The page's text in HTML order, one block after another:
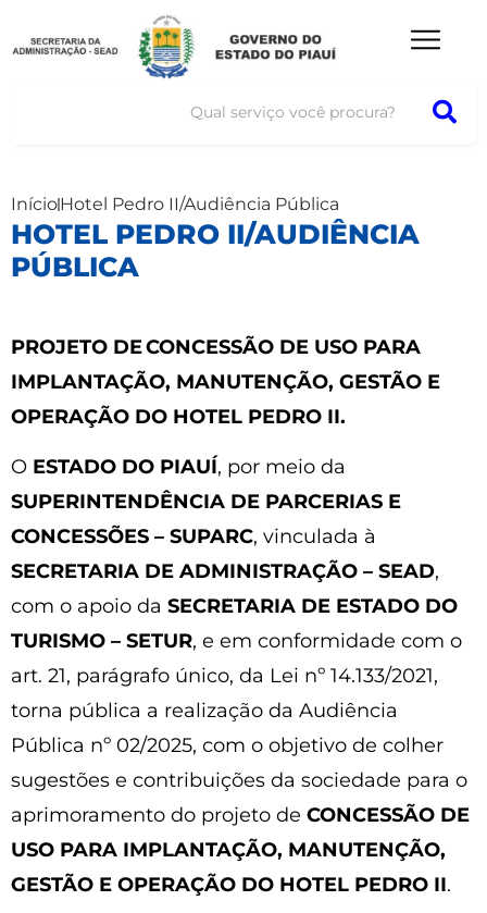
InícioHotel Pedro II/Audiência Pública
HOTEL PEDRO II/AUDIÊNCIA
PÚBLICA
PROJETO DE CONCESSÃO DE USO PARA
IMPLANTAÇÃO, MANUTENÇÃO, GESTÃO E
OPERAÇÃO DO HOTEL PEDRO II.
O ESTADO DO PIAUÍ, por meio da
SUPERINTENDÊNCIA DE PARCERIAS E
CONCESSÕES – SUPARC, vinculada à
SECRETARIA DE ADMINISTRAÇÃO – SEAD,
com o apoio da SECRETARIA DE ESTADO DO
TURISMO – SETUR, e em conformidade com o
art. 21, parágrafo único, da Lei nº 14.133/2021,
torna pública a realização da Audiência
Pública nº 02/2025, com o objetivo de colher
sugestões e contribuições da sociedade para o
aprimoramento do projeto de CONCESSÃO DE
USO PARA IMPLANTAÇÃO, MANUTENÇÃO,
GESTÃO E OPERAÇÃO DO HOTEL PEDRO II.